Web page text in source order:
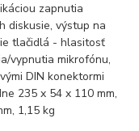
zapnutia
diskusie, výstup na
tlačidlá - hlasitosť
vypnutia mikrofónu,
DIN konektormi
235 x 54 x 110 mm,
1,15 kg